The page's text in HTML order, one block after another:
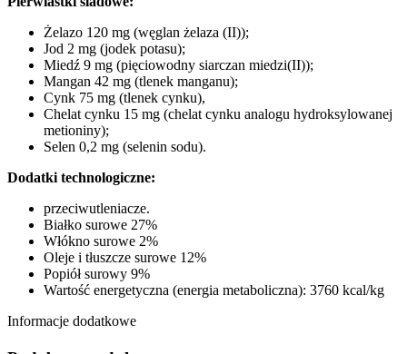
Żelazo 120 mg (węglan żelaza (II));
Jod 2 mg (jodek potasu);
Miedź 9 mg (pięciowodny siarczan miedzi(II));
Mangan 42 mg (tlenek manganu);
Cynk 75 mg (tlenek cynku),
Chelat cynku 15 mg (chelat cynku analogu hydroksylowanej
metioniny);
Selen 0,2 mg (selenin sodu).
Dodatki technologiczne:
przeciwutleniacze.
Białko surowe 27%
Włókno surowe 2%
Oleje i tłuszcze surowe 12%
Popiół surowy 9%
Wartość energetyczna (energia metaboliczna): 3760 kcal/kg
Informacje dodatkowe